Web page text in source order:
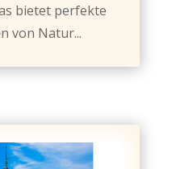
bietet perfekte
von Natur...